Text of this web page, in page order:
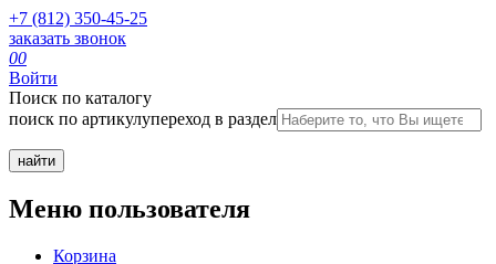
+7 (812) 350-45-25
заказать звонок
00
Войти
Поиск по каталогу
поиск по артикулупереход в раздел
Меню пользователя
Корзина